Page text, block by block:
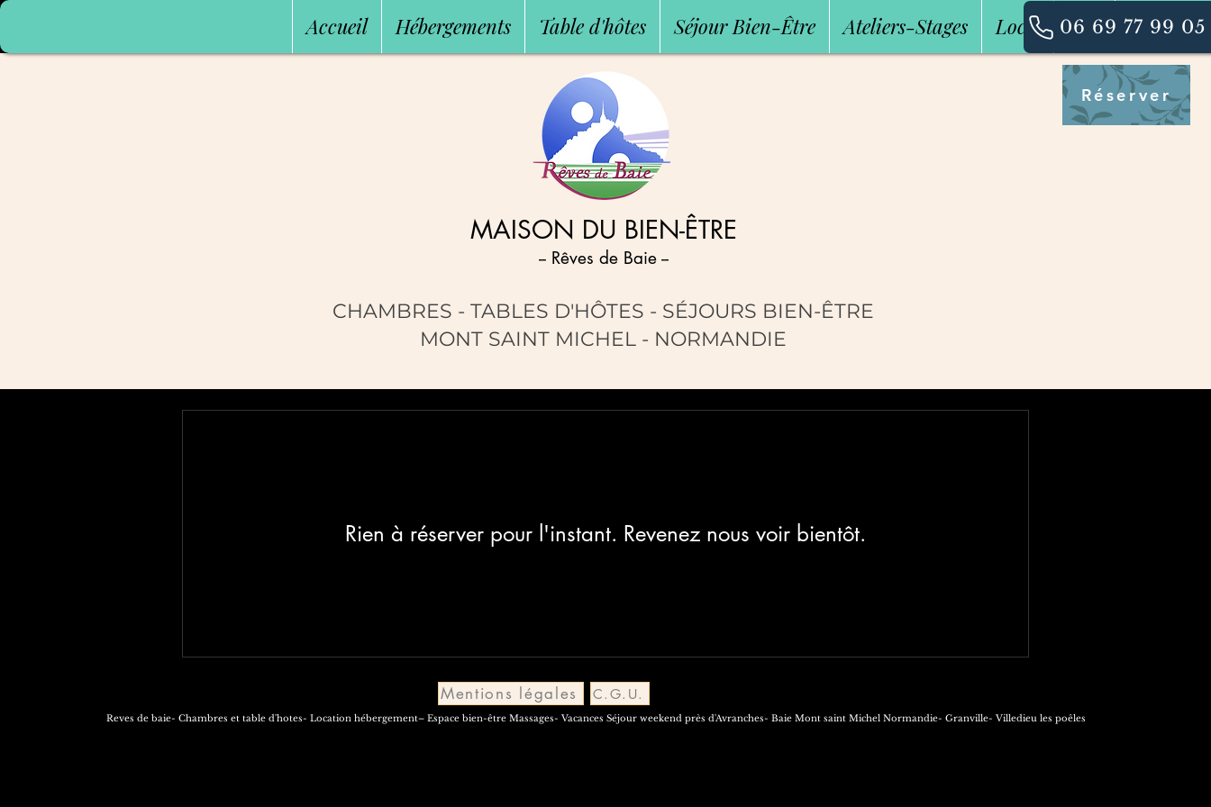
Accueil Hébergements Table d'hôtes Séjour Bien-Être Ateliers-Stages Localisation Contact
06 69 77 99 05
Réserver
MAISON DU BIEN-ÊTRE
-- Rêves de Baie --
CHAMBRES - TABLES D'HÔTES - SÉJOURS BIEN-ÊTRE
MONT SAINT MICHEL - NORMANDIE
Rien à réserver pour l'instant. Revenez nous voir bientôt.
Mentions légales C.G.U.
Reves de baie- Chambres et table d'hotes- Location hébergement– Espace bien-être Massages- Vacances Séjour weekend près d'Avranches- Baie Mont saint Michel Normandie- Granville- Villedieu les poêles